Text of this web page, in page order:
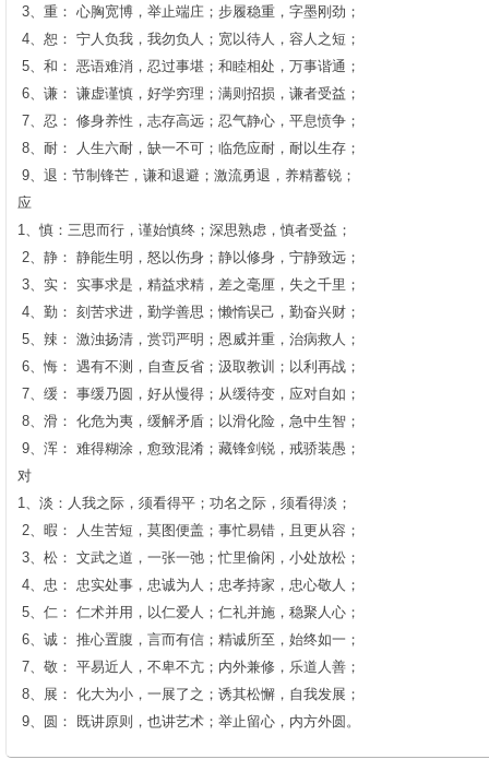
3、重： 心胸宽博，举止端庄；步履稳重，字墨刚劲；
4、恕： 宁人负我，我勿负人；宽以待人，容人之短；
5、和： 恶语难消，忍过事堪；和睦相处，万事谐通；
6、谦： 谦虚谨慎，好学穷理；满则招损，谦者受益；
7、忍： 修身养性，志存高远；忍气静心，平息愤争；
8、耐： 人生六耐，缺一不可；临危应耐，耐以生存；
9、退：节制锋芒，谦和退避；激流勇退，养精蓄锐；
应
1、慎：三思而行，谨始慎终；深思熟虑，慎者受益；
2、静： 静能生明，怒以伤身；静以修身，宁静致远；
3、实： 实事求是，精益求精，差之毫厘，失之千里；
4、勤： 刻苦求进，勤学善思；懒惰误己，勤奋兴财；
5、辣： 激浊扬清，赏罚严明；恩威并重，治病救人；
6、悔： 遇有不测，自查反省；汲取教训；以利再战；
7、缓： 事缓乃圆，好从慢得；从缓待变，应对自如；
8、滑： 化危为夷，缓解矛盾；以滑化险，急中生智；
9、浑： 难得糊涂，愈致混淆；藏锋剑锐，戒骄装愚；
对
1、淡：人我之际，须看得平；功名之际，须看得淡；
2、暇： 人生苦短，莫图便盖；事忙易错，且更从容；
3、松： 文武之道，一张一弛；忙里偷闲，小处放松；
4、忠： 忠实处事，忠诚为人；忠孝持家，忠心敬人；
5、仁： 仁术并用，以仁爱人；仁礼并施，稳聚人心；
6、诚： 推心置腹，言而有信；精诚所至，始终如一；
7、敬： 平易近人，不卑不亢；内外兼修，乐道人善；
8、展： 化大为小，一展了之；诱其松懈，自我发展；
9、圆： 既讲原则，也讲艺术；举止留心，内方外圆。